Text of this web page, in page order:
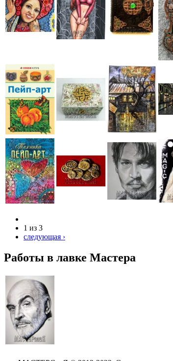
1 из 3
следующая ›
Pаботы в лавке Мастера